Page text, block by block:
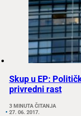
Skup u EP:
privredni rast
3 MINUTA ČITANJA
27. 06. 2017.